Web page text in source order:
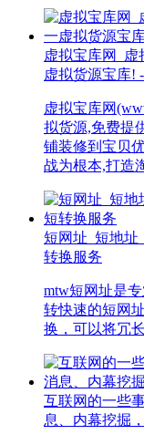
虚拟宝库网_
虚拟货源宝库!
虚拟宝库网
拟货源,免费提
铺装修到宝贝
战为根本,打造
短网址_短地址
转换服务
mtw短网址是
转快速的短网
换，可以将冗
互联网的一些
息、内幕挖掘